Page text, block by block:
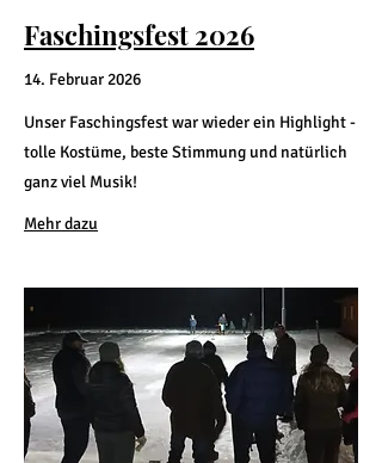
Faschingsfest 2026
14. Februar 2026
Unser Faschingsfest war wieder ein Highlight -
tolle Kostüme, beste Stimmung und natürlich
ganz viel Musik!
Mehr dazu